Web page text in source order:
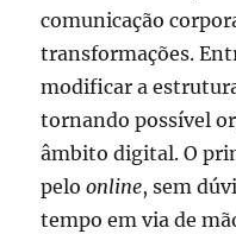
comunicação
transformações.
modificar a
tornando possível
âmbito digital. O
peloonline, sem
tempo em via de